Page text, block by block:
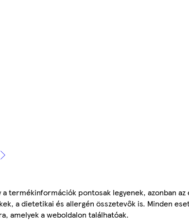
termékinformációk pontosak legyenek, azonban
a dietetikai és allergén összetevők is. Minden
amelyek a weboldalon találhatóak.